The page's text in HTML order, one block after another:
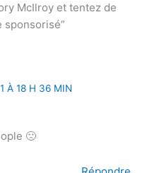
McIlroy et tentez de
sponsorisé”
À 18 H 36 MIN
🙁